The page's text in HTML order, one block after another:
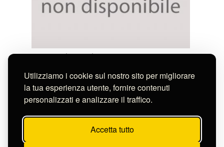
Utilizziamo i cookie sul nostro sito per migliorare
la tua esperienza utente, fornire contenuti
personalizzati e analizzare il traffico.
Accetta tutto
S-FN39382